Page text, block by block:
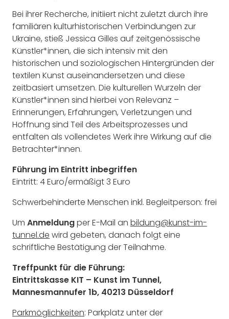
Bei ihrer Recherche, initiiert nicht zuletzt durch ihre
familiären kulturhistorischen Verbindungen zur
Ukraine, stieß Jessica Gilles auf zeitgenössische
Künstler*innen, die sich intensiv mit den
historischen und soziologischen Hintergründen der
textilen Kunst auseinandersetzen und diese
zeitbasiert umsetzen. Die kulturellen Wurzeln der
Künstler*innen sind hierbei von Relevanz –
Erinnerungen, Erfahrungen, Verletzungen und
Hoffnung sind Teil des Arbeitsprozesses und
entfalten als vollendetes Werk ihre Wirkung auf die
Betrachter*innen.
Führung im Eintritt inbegriffen
Eintritt: 4 Euro/ermäßigt 3 Euro
Schwerbehinderte Menschen inkl. Begleitperson: frei
Um Anmeldungper E-Mail an bildung@kunst-im-
tunnel.de wird gebeten, danach folgt eine
schriftliche Bestätigung der Teilnahme.
Treffpunkt für die Führung:
Eintrittskasse KIT – Kunst im Tunnel,
Mannesmannufer 1b, 40213 Düsseldorf
Parkmöglichkeiten: Parkplatz unter der